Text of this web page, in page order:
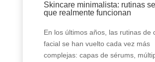
Skincare minimalista: rutinas
que realmente funcionan
En los últimos años, las rutinas de
facial se han vuelto cada vez más
complejas: capas de sérums,